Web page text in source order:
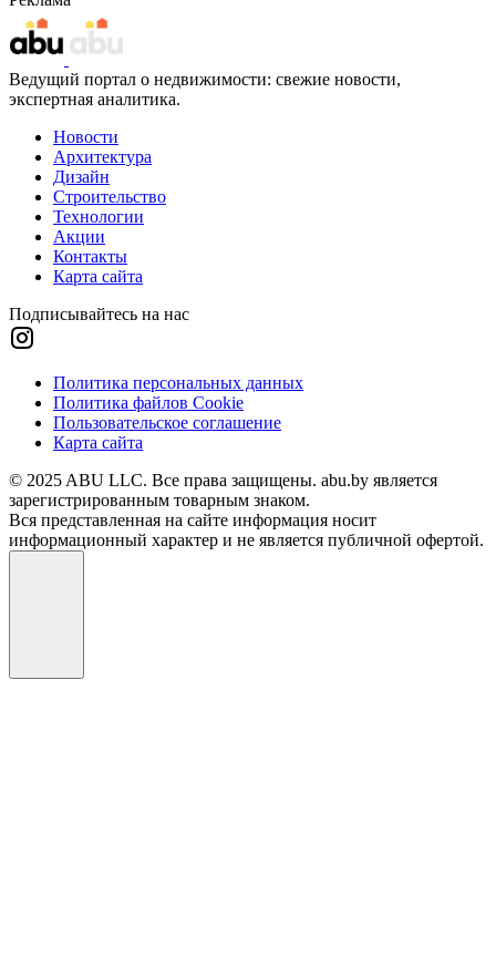
Ведущий портал о недвижимости: свежие новости,
экспертная аналитика.
Новости
Архитектура
Дизайн
Строительство
Технологии
Акции
Контакты
Карта сайта
Подписывайтесь на нас
Политика персональных данных
Политика файлов Cookie
Пользовательское соглашение
Карта сайта
© 2025 ABU LLC. Все права защищены. abu.by является
зарегистрированным товарным знаком.
Вся представленная на сайте информация носит
информационный характер и не является публичной офертой.